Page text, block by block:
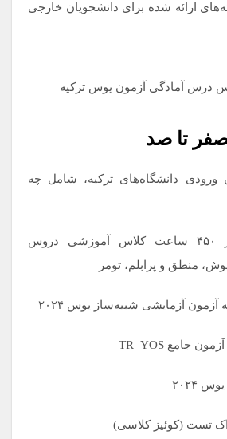
ارائه شده برای دانشجویان خارجی
تا صد
ورودی دانشگاه‌های ترکیه، شامل چه
برگزاری بیش از ۴۵۰ ساعت کلاس آموزشی دروس
منطق و پرابلم، تومر